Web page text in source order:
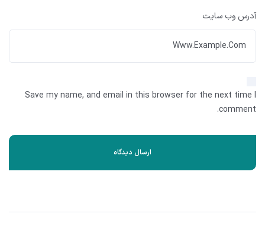
آدرس وب سایت
Save my name, and email in this browser for the next time I
comment.